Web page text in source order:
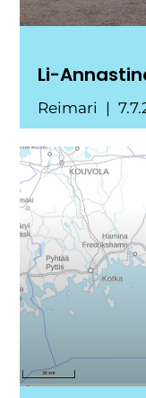
Li-
Reimari